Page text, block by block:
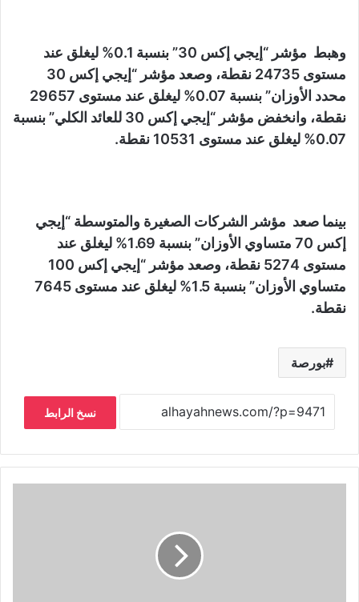
وهبط مؤشر “إيجي إكس 30” بنسبة 0.1% ليغلق عند
مستوى 24735 نقطة، وصعد مؤشر “إيجي إكس 30
محدد الأوزان” بنسبة 0.07% ليغلق عند مستوى 29657
نقطة، وانخفض مؤشر “إيجي إكس 30 للعائد الكلي” بنسبة
0.07% ليغلق عند مستوى 10531 نقطة.
بينما صعد مؤشر الشركات الصغيرة والمتوسطة “إيجي
إكس 70 متساوي الأوزان” بنسبة 1.69% ليغلق عند
مستوى 5274 نقطة، وصعد مؤشر “إيجي إكس 100
متساوي الأوزان” بنسبة 1.5% ليغلق عند مستوى 7645
نقطة.
بورصة
نسخ الرابط